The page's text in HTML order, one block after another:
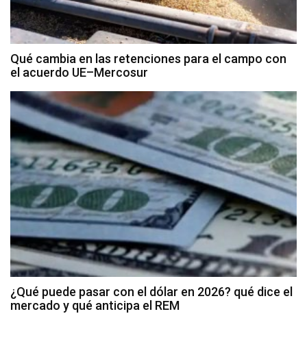
Qué cambia en las retenciones para el campo con
el acuerdo UE–Mercosur
¿Qué puede pasar con el dólar en 2026? qué dice el
mercado y qué anticipa el REM